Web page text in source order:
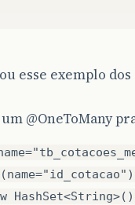
esse exemplo
@OneToMany